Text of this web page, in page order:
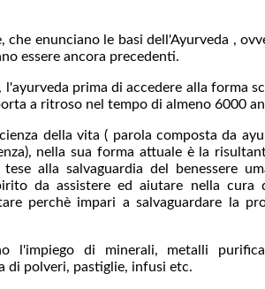
enunciano le basi dell'Ayurveda ,
essere ancora precedenti.
prima di accedere alla forma
a ritroso nel tempo di almeno 6000
della vita ( parola composta da
nella sua forma attuale è la
alla salvaguardia del benessere
da assistere ed aiutare nella cura
perchè impari a salvaguardare la
l'impiego di minerali, metalli
di polveri, pastiglie, infusi etc.